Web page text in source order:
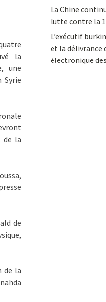
la
une
Syrie
de la
de
de la
La Chine
lutte contre la
L’exécutif
et la délivrance
électronique